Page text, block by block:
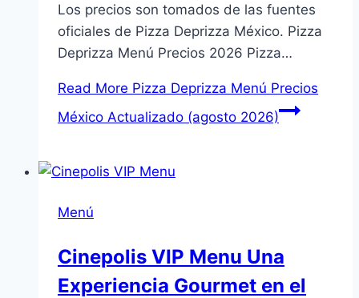
Los precios son tomados de las fuentes
oficiales de Pizza Deprizza México. Pizza
Deprizza Menú Precios 2026 Pizza…
Read More Pizza Deprizza Menú Precios
México Actualizado (agosto 2026)
Menú
Cinepolis VIP Menu Una
Experiencia Gourmet en el